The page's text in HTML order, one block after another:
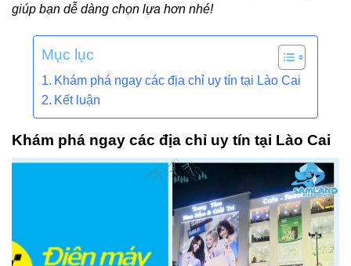
giúp bạn dễ dàng chọn lựa hơn nhé!
Mục lục
Khám phá ngay các địa chỉ uy tín tại Lào Cai
Kết luận
Khám phá ngay các địa chỉ uy tín tại Lào Cai